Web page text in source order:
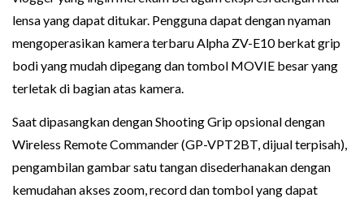
lensa yang dapat ditukar. Pengguna dapat dengan nyaman
mengoperasikan kamera terbaru Alpha ZV-E10 berkat grip
bodi yang mudah dipegang dan tombol MOVIE besar yang
terletak di bagian atas kamera.
Saat dipasangkan dengan Shooting Grip opsional dengan
Wireless Remote Commander (GP-VPT2BT, dijual terpisah),
pengambilan gambar satu tangan disederhanakan dengan
kemudahan akses zoom, record dan tombol yang dapat